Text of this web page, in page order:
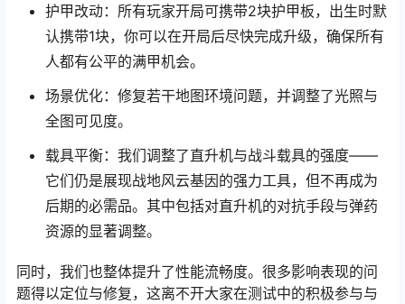
护甲改动：所有玩家开局可携带2块护甲板，出生时默
认携带1块，你可以在开局后尽快完成升级，确保所有
人都有公平的满甲机会。
场景优化：修复若干地图环境问题，并调整了光照与
全图可见度。
载具平衡：我们调整了直升机与战斗载具的强度——
它们仍是展现战地风云基因的强力工具，但不再成为
后期的必需品。其中包括对直升机的对抗手段与弹药
资源的显著调整。
同时，我们也整体提升了性能流畅度。很多影响表现的问
题得以定位与修复，这离不开大家在测试中的积极参与与